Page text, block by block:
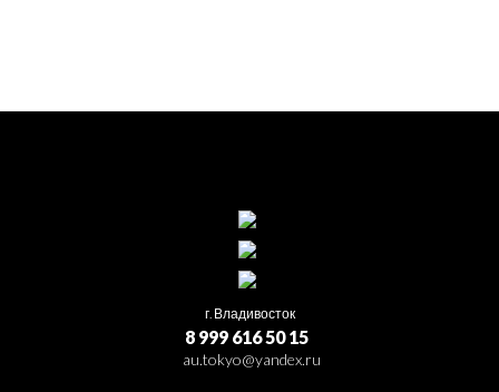
г. Владивосток
8 999 616 50 15
au.tokyo@yandex.ru